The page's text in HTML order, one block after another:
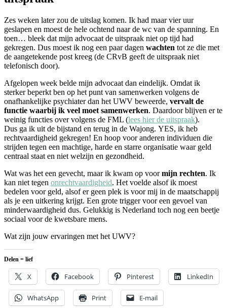
Zes weken later zou de uitslag komen. Ik had maar vier uur
geslapen en moest de hele ochtend naar de wc van de spanning. En
toen… bleek dat mijn advocaat de uitspraak niet op tijd had
gekregen. Dus moest ik nog een paar dagen wachten tot ze die met
de aangetekende post kreeg (de CRvB geeft de uitspraak niet
telefonisch door).
Afgelopen week belde mijn advocaat dan eindelijk. Omdat ik
sterker beperkt ben op het punt van samenwerken volgens de
onafhankelijke psychiater dan het UWV beweerde, vervalt de
functie waarbij ik veel moet samenwerken. Daardoor blijven er te
weinig functies over volgens de FML (lees hier de uitspraak).
Dus ga ik uit de bijstand en terug in de Wajong. YES, ik heb
rechtvaardigheid gekregen! En hoop voor anderen individuen die
strijden tegen een machtige, harde en starre organisatie waar geld
centraal staat en niet welzijn en gezondheid.
Wat was het een gevecht, maar ik kwam op voormijn rechten. Ik
kan niet tegen onrechtvaardigheid. Het voelde alsof ik moest
bedelen voor geld, alsof er geen plek is voor mij in de maatschappij
als je een uitkering krijgt. Een grote trigger voor een gevoel van
minderwaardigheid dus. Gelukkig is Nederland toch nog een beetje
sociaal voor de kwetsbare mens.
Wat zijn jouw ervaringen met het UWV?
Delen = lief
X Facebook Pinterest LinkedIn
WhatsApp Print E-mail